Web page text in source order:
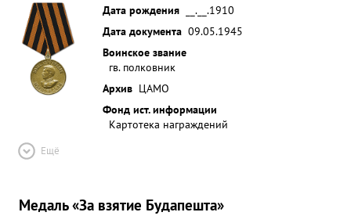
Дата рождения
__.__.1910
Дата документа 09.05.1945
Воинское звание
гв. полковник
Архив ЦАМО
Фонд ист. информации
Картотека награждений
Ещё
Медаль «За взятие Будапешта»